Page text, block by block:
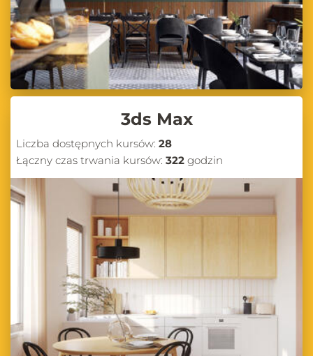
3ds Max
Liczba dostępnych kursów: 28
Łączny czas trwania kursów: 322 godzin